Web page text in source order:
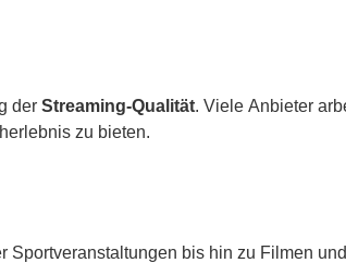
der Streaming-Qualität. Viele Anbieter
zu bieten.
bis hin zu Filmen